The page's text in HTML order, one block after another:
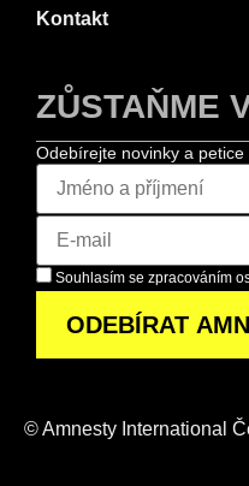
Kontakt
ZŮSTAŇME
Odebírejte novinky a petice
Souhlasím se zpracováním
© Amnesty International